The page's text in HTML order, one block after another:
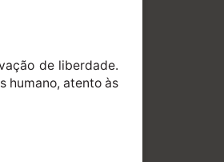
de liberdade.
humano, atento às